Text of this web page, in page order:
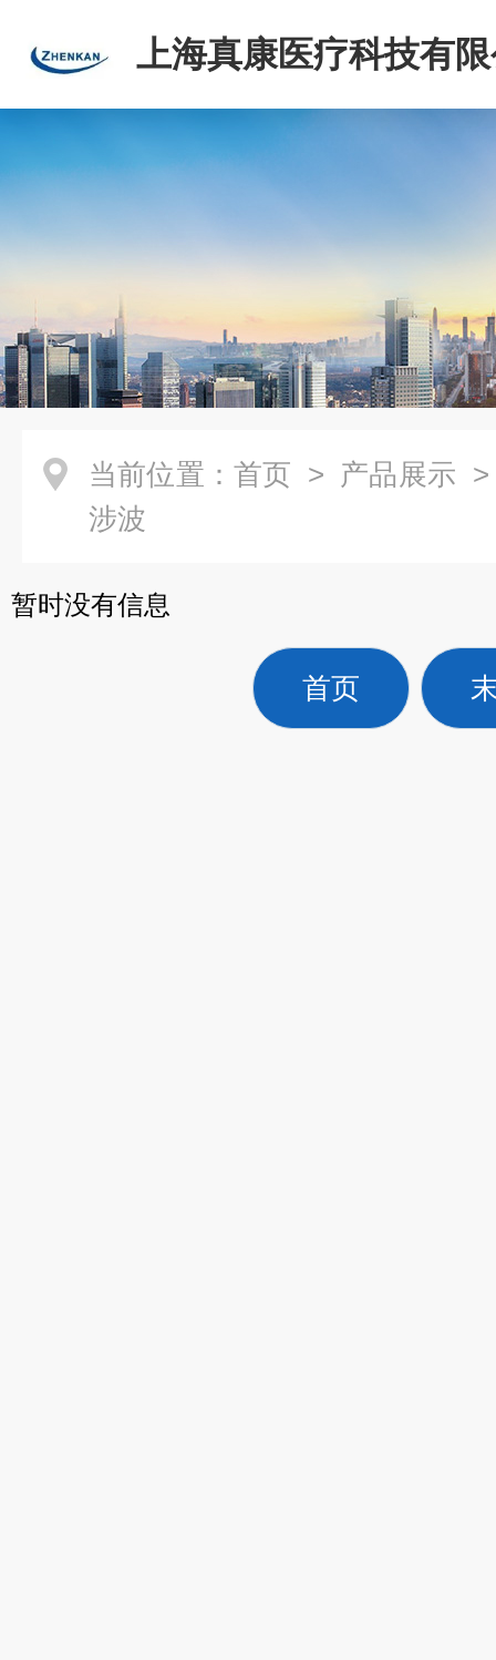
上海真康医疗科技有
当前位置： 首页 > 产品展示
涉波
暂时没有信息
首页